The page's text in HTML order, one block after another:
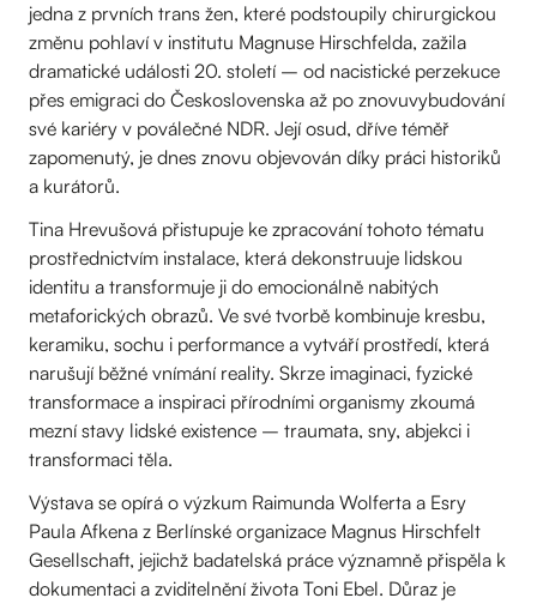
jedna z prvních trans žen, které podstoupily chirurgickou
změnu pohlaví v institutu Magnuse Hirschfelda, zažila
dramatické události 20. století – od nacistické perzekuce
přes emigraci do Československa až po znovuvybudování
své kariéry v poválečné NDR. Její osud, dříve téměř
zapomenutý, je dnes znovu objevován díky práci historiků
a kurátorů.
Tina Hrevušová přistupuje ke zpracování tohoto tématu
prostřednictvím instalace, která dekonstruuje lidskou
identitu a transformuje ji do emocionálně nabitých
metaforických obrazů. Ve své tvorbě kombinuje kresbu,
keramiku, sochu i performance a vytváří prostředí, která
narušují běžné vnímání reality. Skrze imaginaci, fyzické
transformace a inspiraci přírodními organismy zkoumá
mezní stavy lidské existence – traumata, sny, abjekci i
transformaci těla.
Výstava se opírá o výzkum Raimunda Wolferta a Esry
Paula Afkena z Berlínské organizace Magnus Hirschfelt
Gesellschaft, jejichž badatelská práce významně přispěla k
dokumentaci a zviditelnění života Toni Ebel. Důraz je